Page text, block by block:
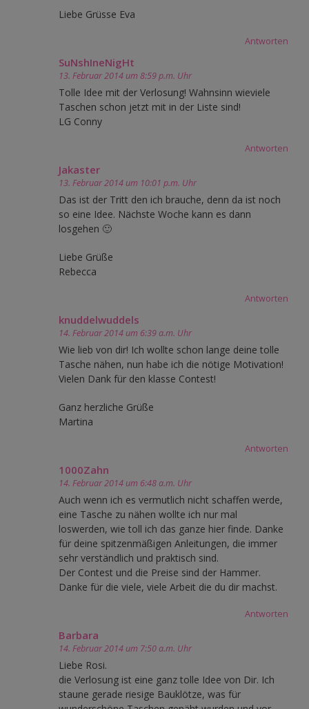
Liebe Grüsse Eva
Antworten
SuNshIneNigHt
13. Februar 2014 um 8:59 p.m. Uhr
Tolle Idee mit der Verlosung! Wahnsinn wieviele
Taschen schon jetzt mit in der Liste sind!
LG Conny
Antworten
Jakaster
13. Februar 2014 um 10:01 p.m. Uhr
Das ist der Tritt den ich brauche, denn da ist noch
so eine Idee. Nächste Woche kann es dann
losgehen 🙂
Liebe Grüße
Rebecca
Antworten
knuddelwuddels
14. Februar 2014 um 6:39 a.m. Uhr
Wie lieb von dir! Ich wollte schon lange deine tolle
Tasche nähen, nun habe ich die nötige Motivation!
Vielen Dank für den klasse Contest!
Ganz herzliche Grüße
Martina
Antworten
1000Zahn
14. Februar 2014 um 6:48 a.m. Uhr
Auch wenn ich es vermutlich nicht schaffen werde,
eine Tasche zu nähen wollte ich nur mal
loswerden, wie toll ich das ganze hier finde. Danke
für deine spitzenmäßigen Anleitungen, die immer
sehr verständlich und praktisch sind.
Der Contest und die Preise sind der Hammer.
Danke für die viele, viele Arbeit die du dir machst.
Antworten
Barbara
14. Februar 2014 um 7:50 a.m. Uhr
Liebe Rosi.
die Verlosung ist eine ganz tolle Idee von Dir. Ich
staune gerade riesige Bauklötze, was für